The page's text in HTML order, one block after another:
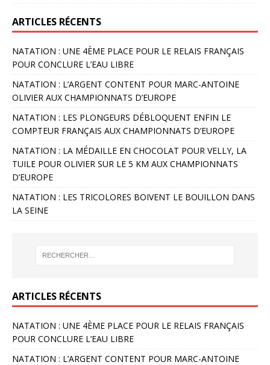
ARTICLES RÉCENTS
NATATION : UNE 4ÈME PLACE POUR LE RELAIS FRANÇAIS
POUR CONCLURE L’EAU LIBRE
NATATION : L’ARGENT CONTENT POUR MARC-ANTOINE
OLIVIER AUX CHAMPIONNATS D’EUROPE
NATATION : LES PLONGEURS DÉBLOQUENT ENFIN LE
COMPTEUR FRANÇAIS AUX CHAMPIONNATS D’EUROPE
NATATION : LA MÉDAILLE EN CHOCOLAT POUR VELLY, LA
TUILE POUR OLIVIER SUR LE 5 KM AUX CHAMPIONNATS
D’EUROPE
NATATION : LES TRICOLORES BOIVENT LE BOUILLON DANS
LA SEINE
ARTICLES RÉCENTS
NATATION : UNE 4ÈME PLACE POUR LE RELAIS FRANÇAIS
POUR CONCLURE L’EAU LIBRE
NATATION : L’ARGENT CONTENT POUR MARC-ANTOINE